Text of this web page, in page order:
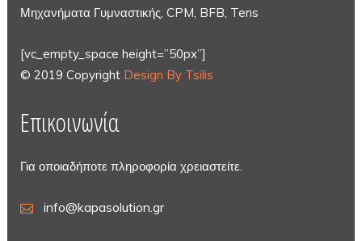
Μηχανήματα Γυμναστικής, CPM, BFB, Tens
[vc_empty_space height=”50px”]
© 2019 Copyright Design By Tsilis
Επικοινωνία
Για οποιαδήποτε πληροφορία χρειαστείτε.
info@kapasolution.gr